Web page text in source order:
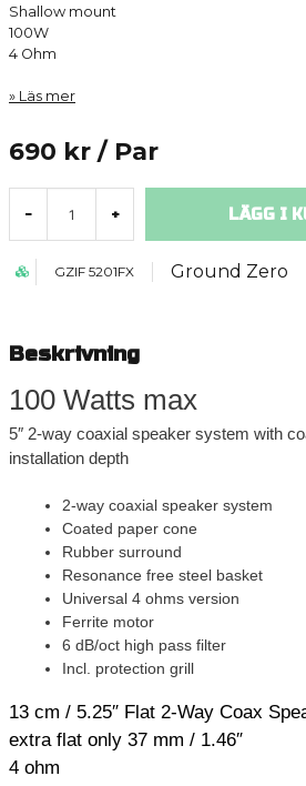
Shallow mount
100W
4 Ohm
Läs mer
690 kr / Par
- + LÄGG I
GZIF 5201FX Ground Zero
Beskrivning
100 Watts max
5″ 2-way coaxial speaker system with
installation depth
2-way coaxial speaker system
Coated paper cone
Rubber surround
Resonance free steel basket
Universal 4 ohms version
Ferrite motor
6 dB/oct high pass filter
Incl. protection grill
13 cm / 5.25″ Flat 2-Way Coax
extra flat only 37 mm / 1.46″
4 ohm